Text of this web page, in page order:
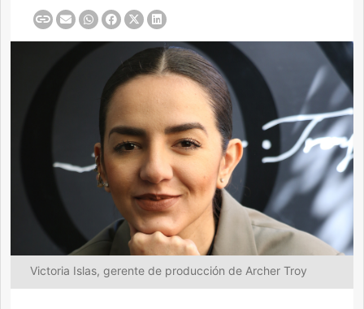
Victoria Islas, gerente de producción de Archer Troy